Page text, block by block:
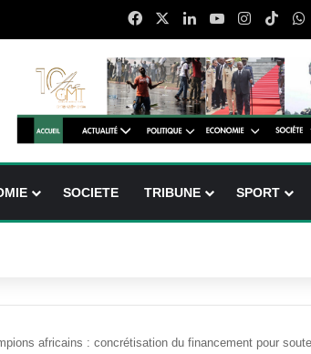
FacebookLinkedinYouTubeInstagram
TikTok
SOCIETE TRIBUNE SPORT
africains : concrétisation du financement pour